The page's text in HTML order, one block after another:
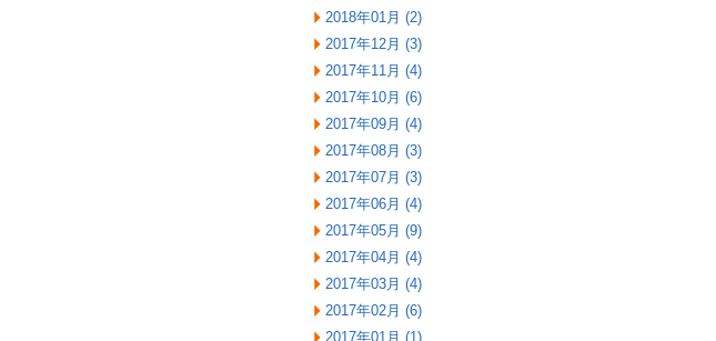
2018年01月 (2)
2017年12月 (3)
2017年11月 (4)
2017年10月 (6)
2017年09月 (4)
2017年08月 (3)
2017年07月 (3)
2017年06月 (4)
2017年05月 (9)
2017年04月 (4)
2017年03月 (4)
2017年02月 (6)
2017年01月 (1)